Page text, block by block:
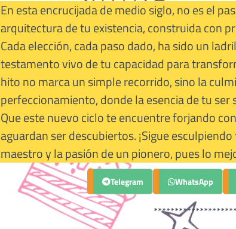
En esta encrucijada de medio siglo, no es el
arquitectura de tu existencia, construida con
Cada elección, cada paso dado, ha sido un
testamento vivo de tu capacidad para
hito no marca un simple recorrido, sino la
perfeccionamiento, donde la esencia de tu
Que este nuevo ciclo te encuentre forjando
aguardan ser descubiertos. ¡Sigue
maestro y la pasión de un pionero, pues lo
Telegram WhatsApp